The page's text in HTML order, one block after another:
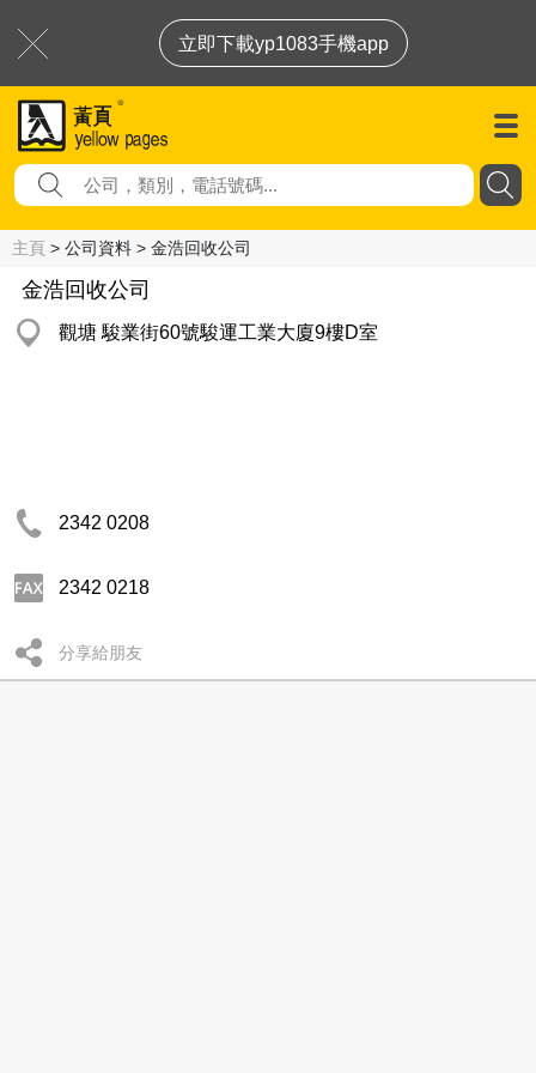
立即下載yp1083手機app
主頁 > 公司資料 > 金浩回收公司
金浩回收公司
觀塘 駿業街60號駿運工業大廈9樓D室
2342 0208
2342 0218
分享給朋友